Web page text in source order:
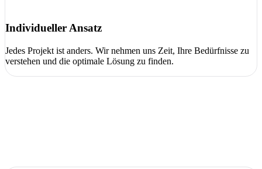
Individueller Ansatz
Jedes Projekt ist anders. Wir nehmen uns Zeit, Ihre Bedürfnisse zu
verstehen und die optimale Lösung zu finden.